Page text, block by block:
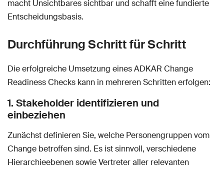
macht Unsichtbares sichtbar und schafft eine fundierte
Entscheidungsbasis.
Durchführung Schritt für Schritt
Die erfolgreiche Umsetzung eines ADKAR Change
Readiness Checks kann in mehreren Schritten erfolgen:
1. Stakeholder identifizieren und
einbeziehen
Zunächst definieren Sie, welche Personengruppen vom
Change betroffen sind. Es ist sinnvoll, verschiedene
Hierarchieebenen sowie Vertreter aller relevanten